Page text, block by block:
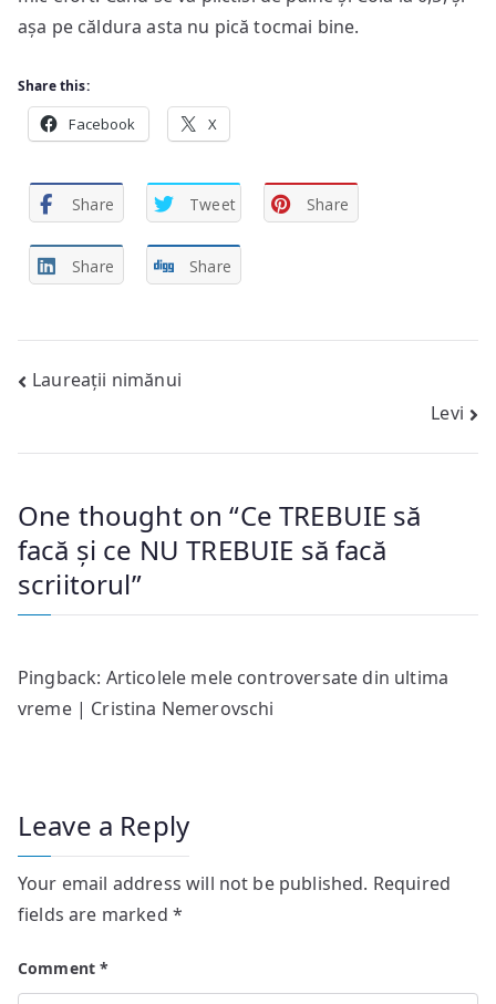
așa pe căldura asta nu pică tocmai bine.
Share this:
Facebook X
Share Tweet Share
Share Share
Post
Laureații nimănui
Levi
One thought on “Ce TREBUIE să
facă și ce NU TREBUIE să facă
scriitorul”
Pingback: Articolele mele controversate din ultima
vreme | Cristina Nemerovschi
Leave a Reply
Your email address will not be published. Required
fields are marked *
Comment*